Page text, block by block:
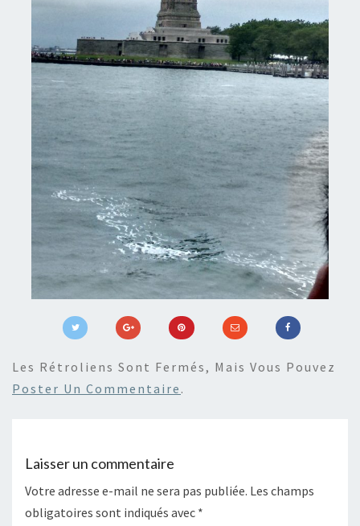
Les Rétroliens Sont Fermés, Mais Vous Pouvez
Poster Un Commentaire .
Laisser un commentaire
Votre adresse e-mail ne sera pas publiée. Les champs
obligatoires sont indiqués avec *